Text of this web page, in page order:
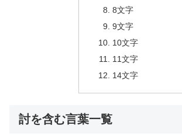
8文字
9文字
10文字
11文字
14文字
討を含む言葉一覧